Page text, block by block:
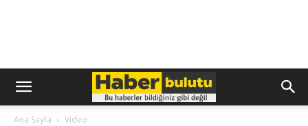
Ana Sayfa Video